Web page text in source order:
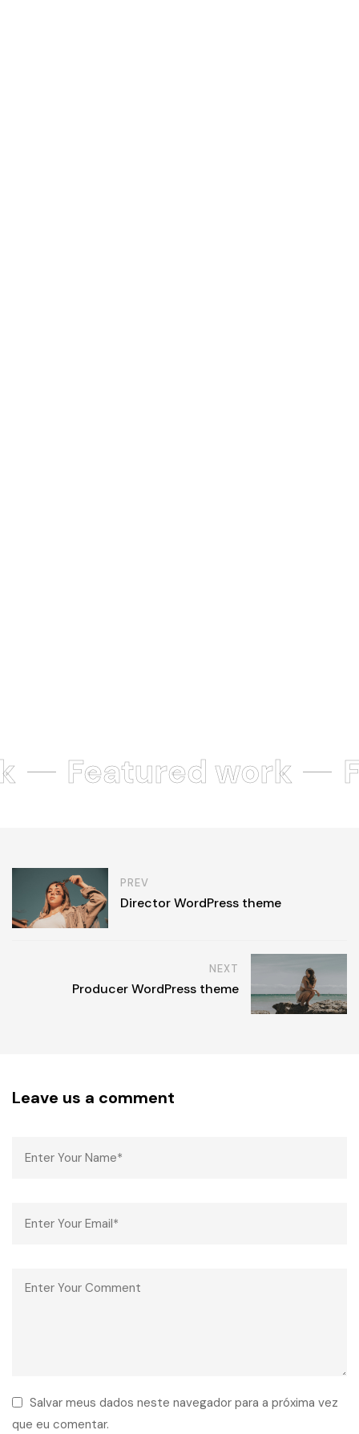
Featured work
PREV
Director WordPress theme
NEXT
Producer WordPress theme
Leave us a comment
Salvar meus dados neste navegador para a próxima vez
que eu comentar.